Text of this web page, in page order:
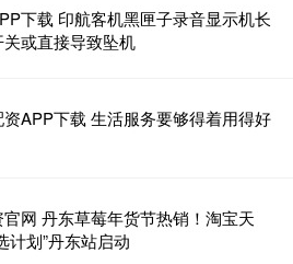
下载 印航客机黑匣子录音显示机长
或直接导致坠机
APP下载 生活服务要够得着用得好
官网 丹东草莓年货节热销！淘宝天
计划”丹东站启动